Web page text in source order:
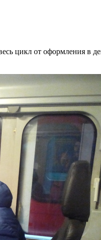
цикл от оформления в